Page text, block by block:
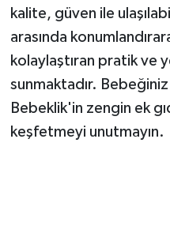
kalite, güven ile
arasında
kolaylaştıran pratik ve
sunmaktadır.
Bebeklik'in zengin ek
keşfetmeyi unutmayın.